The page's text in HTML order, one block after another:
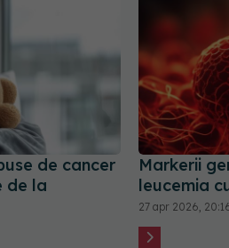
de cancer
de la
Markerii
leucemia
27 apr 2026,